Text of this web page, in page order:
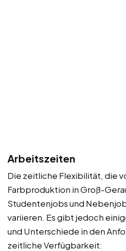
Arbeitszeiten
Die zeitliche Flexibilität, die
Farbproduktion in Groß-
Studentenjobs und
variieren. Es gibt jedoch
und Unterschiede in den
zeitliche Verfügbarkeit: